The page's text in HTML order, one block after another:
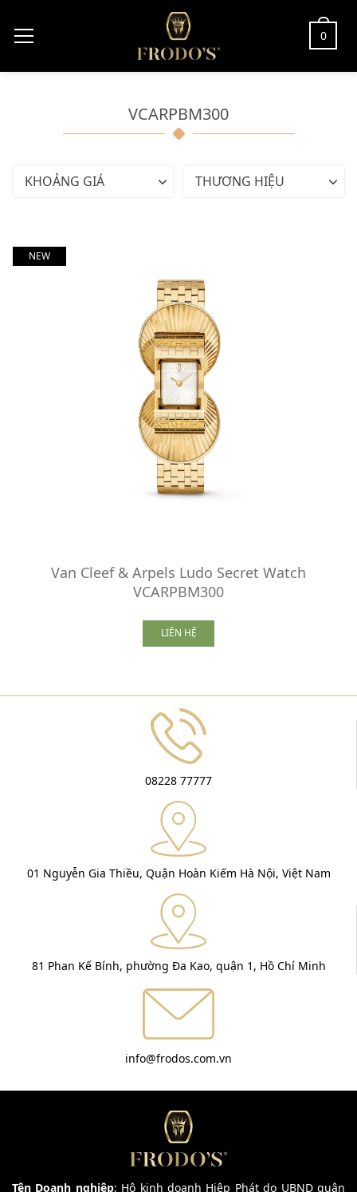
0
VCARPBM300
KHOẢNG GIÁ THƯƠNG HIỆU
NEW
Van Cleef & Arpels Ludo Secret Watch
VCARPBM300
LIÊN HỆ
08228 77777
01 Nguyễn Gia Thiều, Quận Hoàn Kiếm Hà Nội, Việt Nam
81 Phan Kế Bính, phường Đa Kao, quận 1, Hồ Chí Minh
info@frodos.com.vn
Tên Doanh nghiệp: Hộ kinh doanh Hiệp Phát do UBND quận